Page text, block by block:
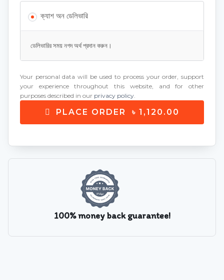
ক্যাশ অন ডেলিভারি
ডেলিভারির সময় নগদ অর্থ প্রদান করুন।
Your personal data will be used to process your order, support
your experience throughout this website, and for other
purposes described in our privacy policy
PLACE ORDER ৳ 1,120.00
100% money back guarantee!